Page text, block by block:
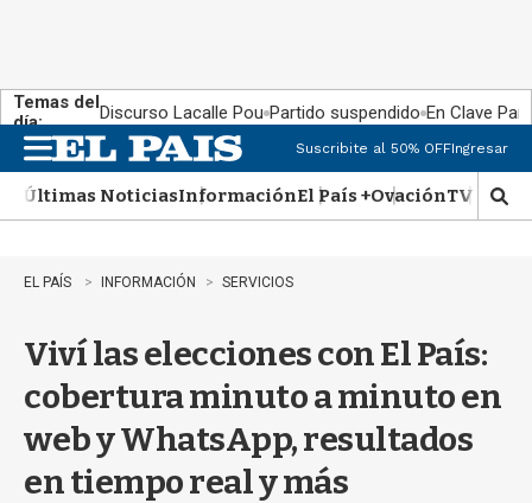
Temas del
día:
Discurso Lacalle Pou Partido suspendido En Clave País
n
u
Suscribite al 50% OFFIngresar
Últimas NoticiasInformaciónEl País +OvaciónTV Show
M
o
�
EL PAÍS INFORMACIÓN SERVICIOS
Viví las elecciones con El País:
cobertura minuto a minuto en
web y WhatsApp, resultados
en tiempo real y más